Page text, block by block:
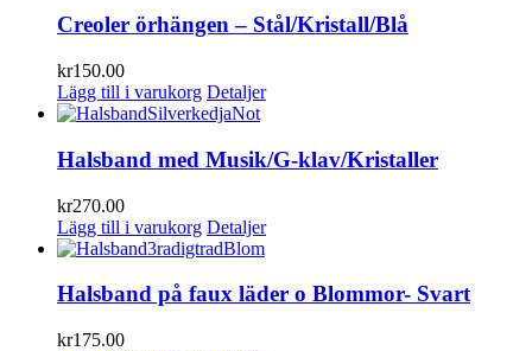
Creoler örhängen – Stål/Kristall/Blå
kr150.00
Lägg till i varukorg Detaljer
Halsband med Musik/G-klav/Kristaller
kr270.00
Lägg till i varukorg Detaljer
Halsband på faux läder o Blommor- Svart
kr175.00